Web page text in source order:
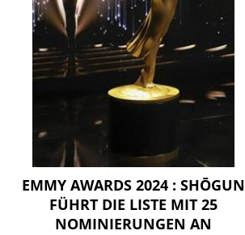
EMMY AWARDS 2024 : SHŌGUN
FÜHRT DIE LISTE MIT 25
NOMINIERUNGEN AN